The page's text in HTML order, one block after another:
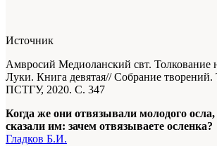
Источник
Амвросий Медиоланский свт. Толкование
Луки. Книга девятая// Собрание
ПСТГУ, 2020. С. 347
Когда же они отвязывали молодого осла,
сказали им: зачем отвязываете осленка?
Гладков Б.И.